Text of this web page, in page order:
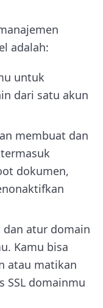
adalah:
untuk
dari satu akun
membuat dan
dokumen,
atur domain
Kamu bisa
atau matikan
SSL domainmu